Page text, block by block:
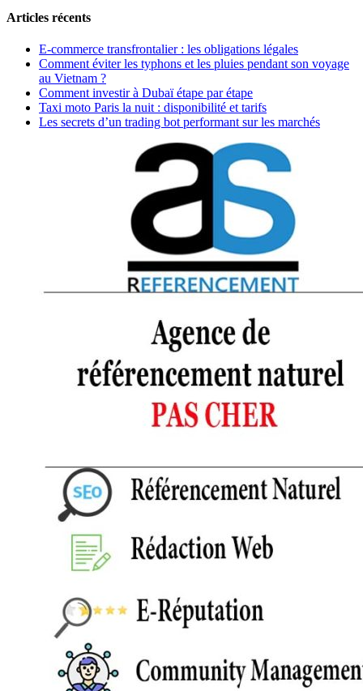
Articles récents
E-commerce transfrontalier : les obligations légales
Comment éviter les typhons et les pluies pendant son voyage
au Vietnam ?
Comment investir à Dubaï étape par étape
Taxi moto Paris la nuit : disponibilité et tarifs
Les secrets d’un trading bot performant sur les marchés